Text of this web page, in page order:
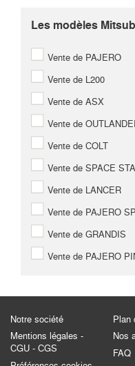
Les modèles
Vente de PAJERO
Vente de L200
Vente de ASX
Vente de
Vente de COLT
Vente de SPACE
Vente de LANCER
Vente de PAJERO
Vente de GRANDIS
Vente de PAJERO
Notre société
Mentions légales -
CGU - CGS
Plan
Nos
FAQ